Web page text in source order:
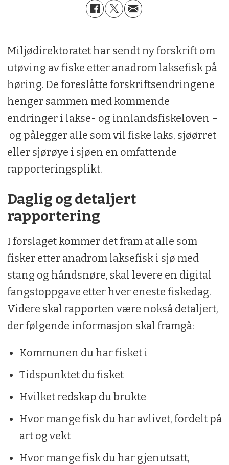
Miljødirektoratet har sendt ny forskrift om
utøving av fiske etter anadrom laksefisk på
høring. De foreslåtte forskriftsendringene
henger sammen med kommende
endringer i lakse- og innlandsfiskeloven –
og pålegger alle som vil fiske laks, sjøørret
eller sjørøye i sjøen en omfattende
rapporteringsplikt.
Daglig og detaljert
rapportering
I forslaget kommer det fram at alle som
fisker etter anadrom laksefisk i sjø med
stang og håndsnøre, skal levere en digital
fangstoppgave etter hver eneste fiskedag.
Videre skal rapporten være nokså detaljert,
der følgende informasjon skal framgå:
Kommunen du har fisket i
Tidspunktet du fisket
Hvilket redskap du brukte
Hvor mange fisk du har avlivet, fordelt på
art og vekt
Hvor mange fisk du har gjenutsatt,